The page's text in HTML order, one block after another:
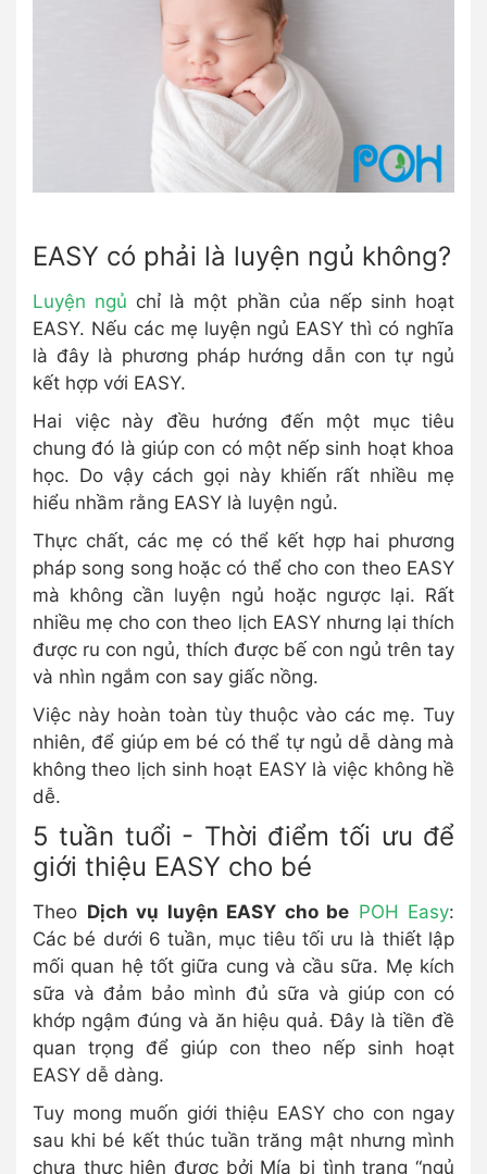
EASY có phải là luyện ngủ không?
Luyện ngủ chỉ là một phần của nếp sinh hoạt
EASY. Nếu các mẹ luyện ngủ EASY thì có nghĩa
là đây là phương pháp hướng dẫn con tự ngủ
kết hợp với EASY.
Hai việc này đều hướng đến một mục tiêu
chung đó là giúp con có một nếp sinh hoạt khoa
học. Do vậy cách gọi này khiến rất nhiều mẹ
hiểu nhầm rằng EASY là luyện ngủ.
Thực chất, các mẹ có thể kết hợp hai phương
pháp song song hoặc có thể cho con theo EASY
mà không cần luyện ngủ hoặc ngược lại. Rất
nhiều mẹ cho con theo lịch EASY nhưng lại thích
được ru con ngủ, thích được bế con ngủ trên tay
và nhìn ngắm con say giấc nồng.
Việc này hoàn toàn tùy thuộc vào các mẹ. Tuy
nhiên, để giúp em bé có thể tự ngủ dễ dàng mà
không theo lịch sinh hoạt EASY là việc không hề
dễ.
5 tuần tuổi - Thời điểm tối ưu để
giới thiệu EASY cho bé
Theo Dịch vụ luyện EASY cho be POH Easy:
Các bé dưới 6 tuần, mục tiêu tối ưu là thiết lập
mối quan hệ tốt giữa cung và cầu sữa. Mẹ kích
sữa và đảm bảo mình đủ sữa và giúp con có
khớp ngậm đúng và ăn hiệu quả. Đây là tiền đề
quan trọng để giúp con theo nếp sinh hoạt
EASY dễ dàng.
Tuy mong muốn giới thiệu EASY cho con ngay
sau khi bé kết thúc tuần trăng mật nhưng mình
chưa thực hiện được bởi Mía bị tình trạng “ngủ